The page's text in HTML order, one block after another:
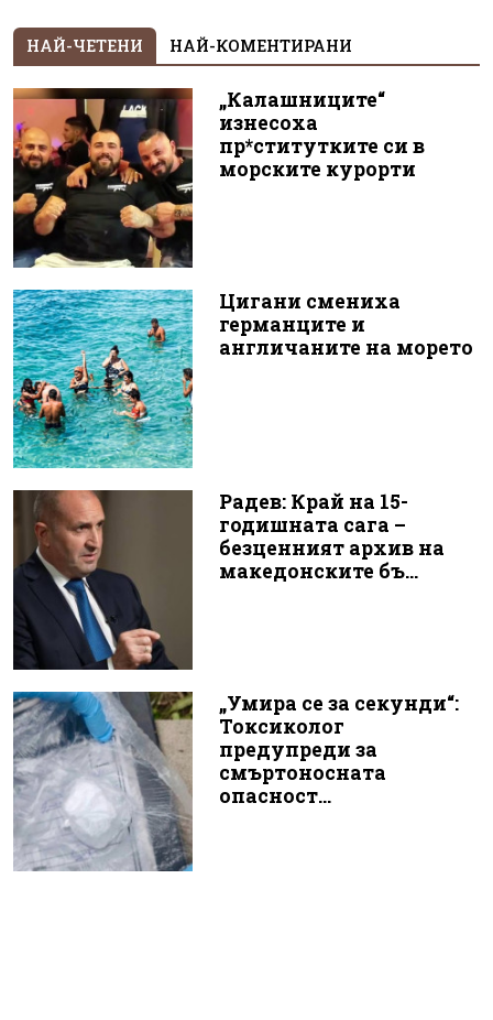
НАЙ-ЧЕТЕНИ НАЙ-КОМЕНТИРАНИ
„Калашниците“
изнесоха
пр*ститутките си в
морските курорти
Цигани смениха
германците и
англичаните на морето
Радев: Край на 15-
годишната сага –
безценният архив на
македонските бъ...
„Умира се за секунди“:
Токсиколог
предупреди за
смъртоносната
опасност...